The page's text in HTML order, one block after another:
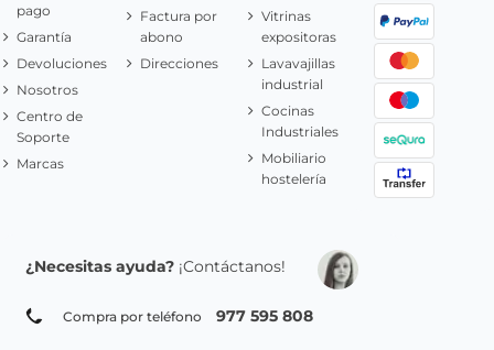
pago
Garantía
Devoluciones
Nosotros
Centro de
Soporte
Marcas
Factura por
abono
Direcciones
Vitrinas
expositoras
Lavavajillas
industrial
Cocinas
Industriales
Mobiliario
hostelería
¿Necesitas ayuda? ¡Contáctanos!
Compra por teléfono 977 595 808